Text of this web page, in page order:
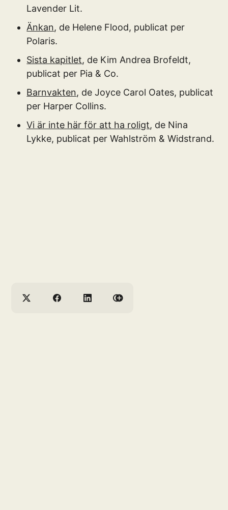
Lavender Lit.
Änkan, de Helene Flood, publicat per
Polaris.
Sista kapitlet, de Kim Andrea Brofeldt,
publicat per Pia & Co.
Barnvakten, de Joyce Carol Oates, publicat
per Harper Collins.
Vi är inte här för att ha roligt, de Nina
Lykke, publicat per Wahlström & Widstrand.